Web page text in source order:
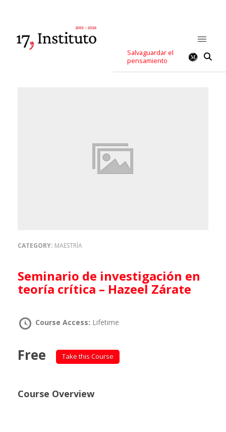
Salvaguardar el
pensamiento
CATEGORY: MAESTRÍA
Seminario de investigación en
teoría crítica – Hazeel Zárate
Course Access: Lifetime
Free Take this Course
Course Overview